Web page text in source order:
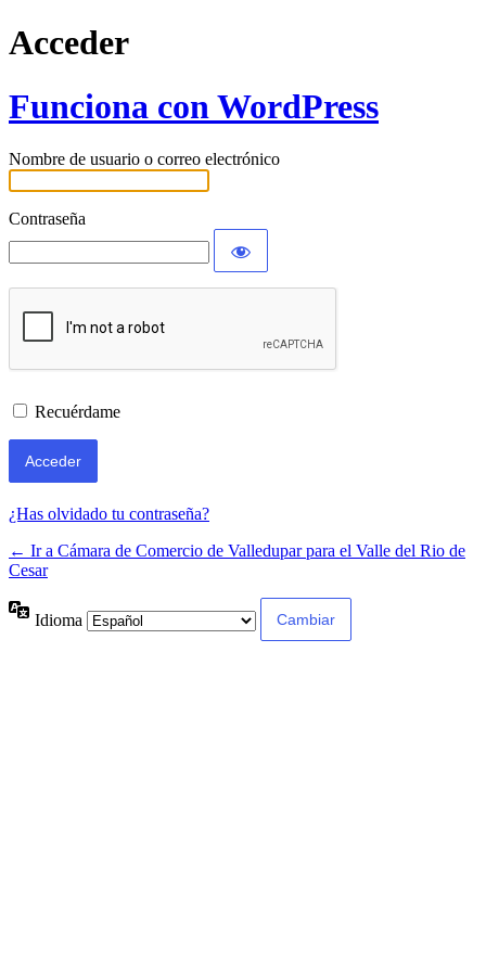
Acceder
Funciona con WordPress
Nombre de usuario o correo electrónico
Contraseña
Recuérdame
¿Has olvidado tu contraseña?
← Ir a Cámara de Comercio de Valledupar para el Valle del Rio de
Cesar
Idioma